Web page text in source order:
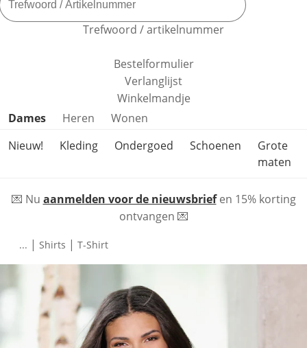
Trefwoord / artikelnummer
Bestelformulier
Verlanglijst
Winkelmandje
Productcategorieën overslaan
Dames Heren
Wonen
Nieuw!
Kleding Ondergoed Schoenen
Grote
maten
💌 Nu aanmelden voor de nieuwsbriefen 15% korting
ontvangen 💌
... | Shirts | T-Shirt